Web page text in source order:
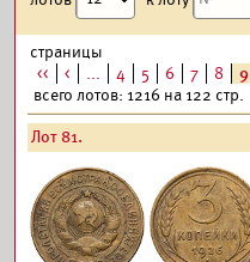
страницы
<<
< ... 4 5 6 7 8 9
всего лотов: 1216 на 122 стр.
Лот 81.